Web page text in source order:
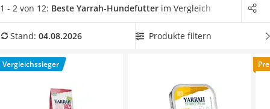
Zeckenschutz Katze
Philips-Sonicare-Zahnbürste
Mineralfutter Pferd
Massagegerät
Fleischanteil. Wählen Sie jetzt ein Yarrah-Hundefutter aus
Rohfasergehalt hat
, der bei Trockenfutter unter vier und bei
Hund laut diversen Tests im Internet Ballaststoffe, aber nicht
im Übermaß. Überzeugt hat uns hier im August 2026
besonders das Modell
Yarrah Bio-Trockenfutter Sensitive Dog
Food Huhn* mit seinen Eigenschaften.
1 - 2 von 12: Beste Yarrah-Hundefutter im Vergleich
Stand: 04.08.2026 Produkte filtern
Vergleichssieger